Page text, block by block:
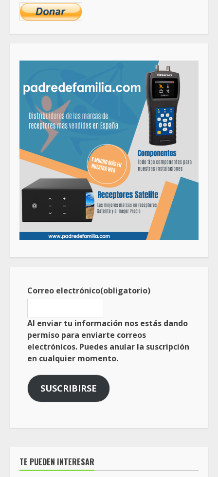
Correo electrónico(obligatorio)
Al enviar tu información nos estás dando
permiso para enviarte correos
electrónicos. Puedes anular la suscripción
en cualquier momento.
SUSCRIBIRSE
TE PUEDEN INTERESAR